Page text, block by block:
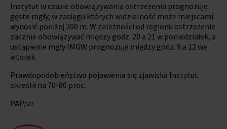
Instytut w czasie obowiązywania ostrzeżenia prognozuje
gęste mgły, w zasięgu których widzialność może miejscami
wynosić poniżej 200 m. W zależności od regionu ostrzeżenie
zacznie obowiązywać między godz. 20 a 21 w poniedziałek, a
ustąpienie mgły IMGW prognozuje między godz. 9 a 12 we
wtorek.
Prawdopodobieństwo pojawienia się zjawiska Instytut
określił na 70-80 proc.
PAP/ar